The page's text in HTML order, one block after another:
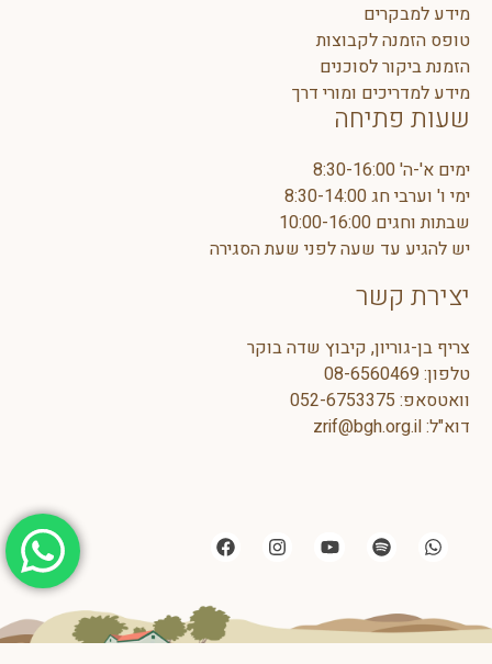
מידע למבקרים
טופס הזמנה לקבוצות
הזמנת ביקור לסוכנים
מידע למדריכים ומורי דרך
שעות פתיחה
ימים א'-ה' 8:30-16:00
ימי ו' וערבי חג 8:30-14:00
שבתות וחגים 10:00-16:00
יש להגיע עד שעה לפני שעת הסגירה
יצירת קשר
צריף בן-גוריון, קיבוץ שדה בוקר
טלפון:08-6560469
וואטסאפ: 052-6753375
דוא"ל:zrif@bgh.org.il